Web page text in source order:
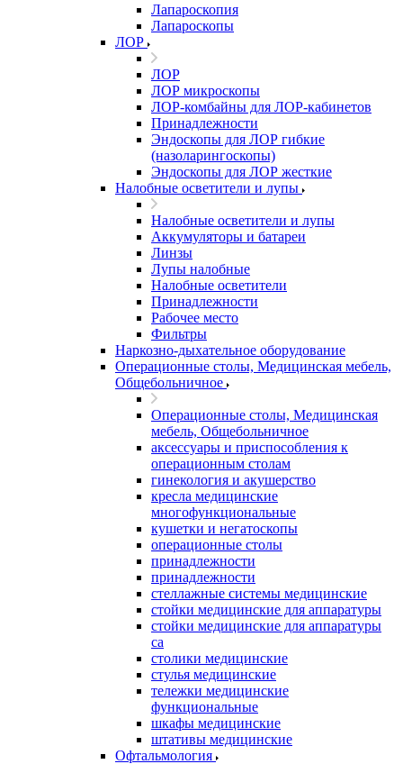
Лапароскопия
Лапароскопы
ЛОР
ЛОР
ЛОР микроскопы
ЛОР-комбайны для ЛОР-кабинетов
Принадлежности
Эндоскопы для ЛОР гибкие
(назоларингоскопы)
Эндоскопы для ЛОР жесткие
Налобные осветители и лупы
Налобные осветители и лупы
Аккумуляторы и батареи
Линзы
Лупы налобные
Налобные осветители
Принадлежности
Рабочее место
Фильтры
Наркозно-дыхательное оборудование
Операционные столы, Медицинская мебель,
Общебольничное
Операционные столы, Медицинская
мебель, Общебольничное
аксессуары и приспособления к
операционным столам
гинекология и акушерство
кресла медицинские
многофункциональные
кушетки и негатоскопы
операционные столы
принадлежности
принадлежности
стеллажные системы медицинские
стойки медицинские для аппаратуры
стойки медицинские для аппаратуры
са
столики медицинские
стулья медицинские
тележки медицинские
функциональные
шкафы медицинские
штативы медицинские
Офтальмология